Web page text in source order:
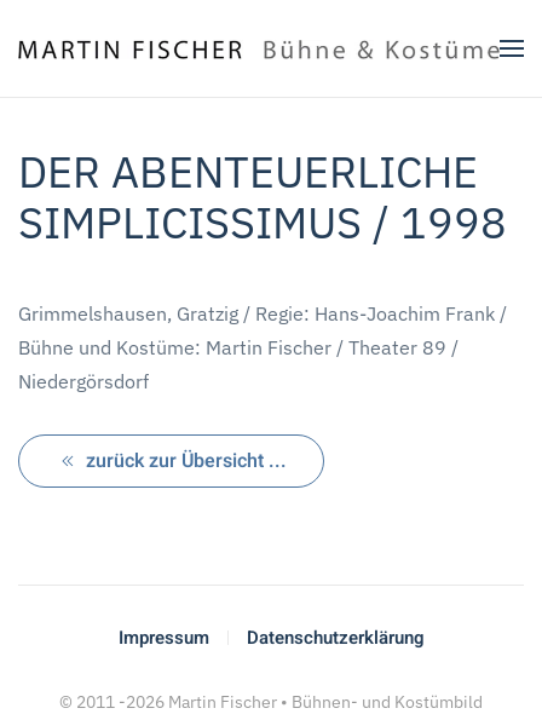
DER ABENTEUERLICHE
SIMPLICISSIMUS / 1998
Grimmelshausen, Gratzig / Regie: Hans-Joachim Frank /
Bühne und Kostüme: Martin Fischer / Theater 89 /
Niedergörsdorf
zurück zur Übersicht ...
Impressum Datenschutzerklärung
© 2011 -2026 Martin Fischer • Bühnen- und Kostümbild